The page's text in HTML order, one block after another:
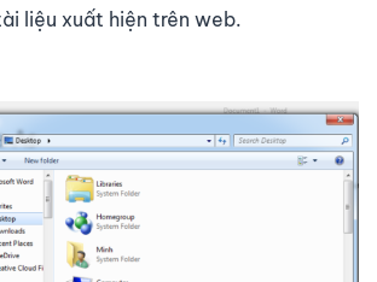
liệu xuất hiện trên web.